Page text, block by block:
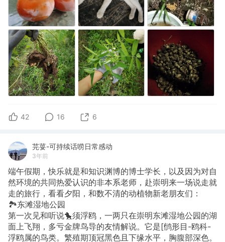
42 16 6
芫荽-可持续话唠日常感动
3年前
端午假期，快乐就是和知识渊博的博士学长，以及因为对自
然环境的共同热爱认识的非本系老师，赴崇明来一场说走就
走的旅行，看看夕阳，和数不清的动植物新老朋友们：
🏞️东滩湿地公园
第一次见和听说🐤须浮鸥，一两只在崇明东滩湿地公园的湖
面上飞翔，多亏金牌鸟导的友情解说。它是[鸻形目-鸥科-
浮鸥属的鸟类。繁殖期顶冠黑色且下缘水平，胸腹部深色。